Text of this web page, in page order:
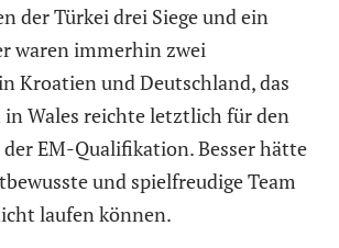
der Türkei drei Siege und ein
waren immerhin zwei
Kroatien und Deutschland, das
Wales reichte letztlich für den
der EM-Qualifikation. Besser hätte
und spielfreudige Team
laufen können.